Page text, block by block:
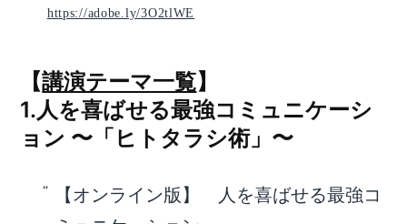
https://adobe.ly/3O2tlWE
【講演テーマ一覧】
1.人を喜ばせる最強コミュニケーシ
ョン 〜「ヒトタラシ術」〜
【オンライン版】 人を喜ばせる最強コ